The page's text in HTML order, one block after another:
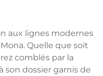
aux lignes modernes
Quelle que soit
comblés par la
son dossier garnis de